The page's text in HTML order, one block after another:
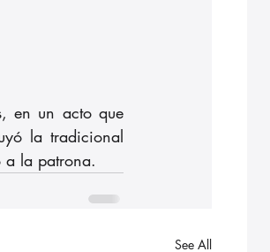
en un acto que
la tradicional
a la patrona.
See All